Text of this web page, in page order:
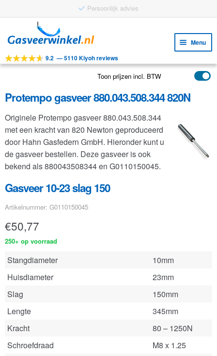
Persoonlijk advies
door
navigatie
naar
inhoud
Menu
Tools
Toepassingen
Klantenservice
FAQ
9.2 —5110 Kiyoh reviews
Toon prijzen incl. BTW
Protempo gasveer 880.043.508.344 820N
Originele Protempo gasveer 880.043.508.344
met een kracht van 820 Newton geproduceerd
door Hahn Gasfedern GmbH. Hieronder kunt u
de gasveer bestellen. Deze gasveer is ook
bekend als 880043508344 en G0110150045.
Gasveer 10-23 slag 150
Artikelnummer: G0110150045
€50,77
250+ op voorraad
Stangdiameter
10mm
Huisdiameter
23mm
Slag
150mm
Lengte
345mm
Kracht
80 – 1250N
Schroefdraad
M8 x 1.25